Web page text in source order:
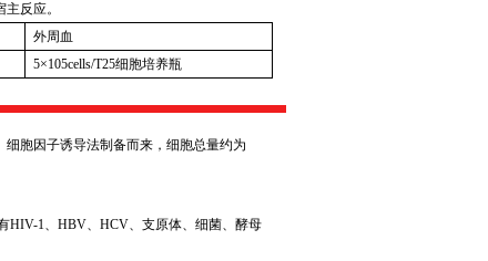
反应。
外周血
5×105cells/T25细胞培养瓶
胞因子诱导法制备而来，细胞总量约为
HIV-1、 HBV、 HCV、支原体、细菌、酵母